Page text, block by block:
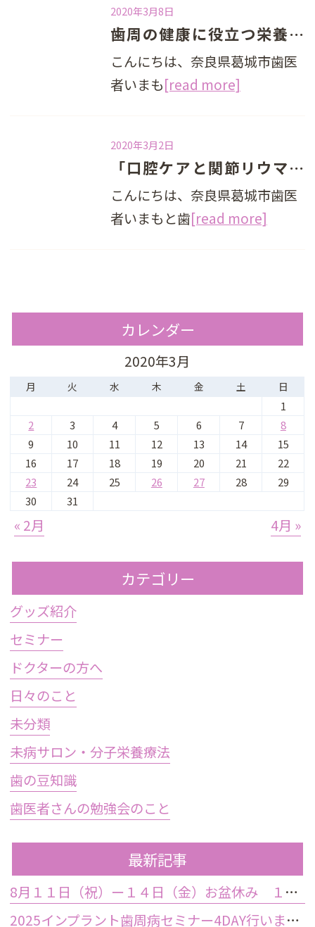
2020年3月8日
歯周の健康に役立つ栄養素
こんにちは、奈良県葛城市歯医
者いまも[read more]
2020年3月2日
「口腔ケアと関節リウマチ」
こんにちは、奈良県葛城市歯医
者いまもと歯[read more]
カレンダー
2020年3月
月 火 水 木 金 土 日
1
2
3 4 5 6 7
8
9
10 11 12 13 14
15
16
17 18 19 20 21
22
23
24 25 26 27 28
29
30
31
« 2月 4月 »
カテゴリー
グッズ紹介
セミナー
ドクターの方へ
日々のこと
未分類
未病サロン・分子栄養療法
歯の豆知識
歯医者さんの勉強会のこと
最新記事
8月１１日（祝）ー１４日（金）お盆休み １５日土曜日から診療しております
2025インプラント歯周病セミナー4DAY行いました